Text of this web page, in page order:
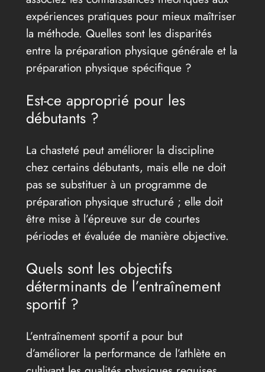
expériences pratiques pour mieux maîtriser
la méthode. Quelles sont les disparités
entre la préparation physique générale et la
préparation physique spécifique ?
Est-ce approprié pour les
débutants ?
La chasteté peut améliorer la discipline
chez certains débutants, mais elle ne doit
pas se substituer à un programme de
préparation physique structuré ; elle doit
être mise à l’épreuve sur de courtes
périodes et évaluée de manière objective.
Quels sont les objectifs
déterminants de l’entraînement
sportif ?
L’entraînement sportif a pour but
d’améliorer la performance de l’athlète en